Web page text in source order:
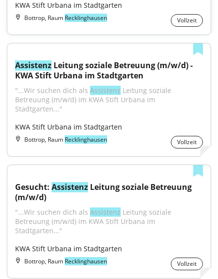
KWA Stift Urbana im Stadtgarten
Bottrop, Raum Recklinghausen Vollzeit
Assistenz Leitung soziale Betreuung (m/w/d) -
KWA Stift Urbana im Stadtgarten
"...Wir suchen dich als Assistenz Leitung soziale
Betreuung (m/w/d) im KWA Stift Urbana im
Stadtgarten..."
KWA Stift Urbana im Stadtgarten
Bottrop, Raum Recklinghausen Vollzeit
Gesucht: Assistenz Leitung soziale Betreuung
(m/w/d)
"...Wir suchen dich als Assistenz Leitung soziale
Betreuung (m/w/d) im KWA Stift Urbana im
Stadtgarten..."
KWA Stift Urbana im Stadtgarten
Bottrop, Raum Recklinghausen Vollzeit